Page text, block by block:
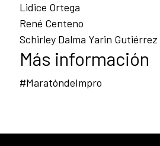
Lidice Ortega
René Centeno
Schirley Dalma Yarin Gutiérrez
Más información
#MaratóndeImpro